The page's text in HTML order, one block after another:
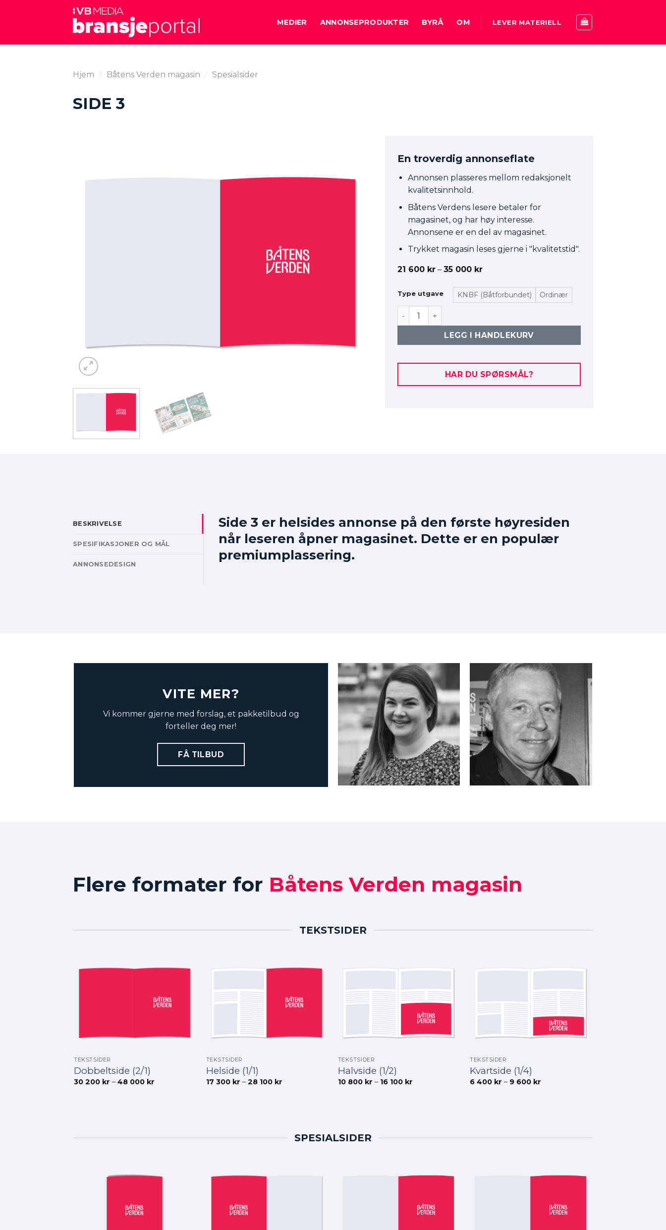
MEDIER ANNONSEPRODUKTER BYRÅ OM LEVER MATERIELL
Hjem / Båtens Verden magasin / Spesialsider
SIDE 3
En troverdig annonseflate
Annonsen plasseres mellom redaksjonelt
kvalitetsinnhold.
Båtens Verdens lesere betaler for
magasinet, og har høy interesse.
Annonsene er en del av magasinet.
Trykket magasin leses gjerne i "kvalitetstid".
21 600 kr – 35 000 krPrisområde:
600 kr
til
35
Type utgave KNBF (Båtforbundet)
Ordinær
Side 3 antall
LEGG I HANDLEKURV
HAR DU SPØRSMÅL?
BESKRIVELSE
SPESIFIKASJONER OG MÅL
ANNONSEDESIGN
Side 3 er helsides annonse på den første høyresiden
når leseren åpner magasinet. Dette er en populær
premiumplassering.
VITE MER?
Vi kommer gjerne med forslag, et pakketilbud og
forteller deg mer!
FÅ TILBUD Charlotte Øvly
charlotte@vbmedia.no
Håkon Grell
hg@vbmedia.no
Flere formater for Båtens Verden magasin
TEKSTSIDER
TEKSTSIDER
Dobbeltside (2/1)
30 200 kr – 48 000 kr
TEKSTSIDER
Helside (1/1)
17 300 kr – 28 100 krPrisområde:
TEKSTSIDER
Halvside (1/2)
10 800 kr – 16 100 krPrisområde:
TEKSTSIDER
Kvartside (1/4)
6 400 kr – 9 600 kr
SPESIALSIDER